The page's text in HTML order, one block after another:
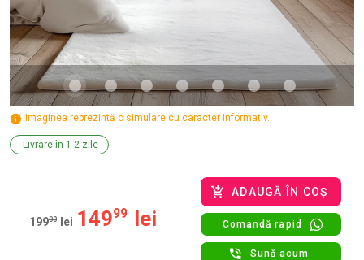
imaginea reprezintă o simulare cu caracter informativ.
Livrare în 1-2 zile
19900 lei 14999 lei
ADAUGĂ ÎN COȘ
Comandă rapid
Sună acum